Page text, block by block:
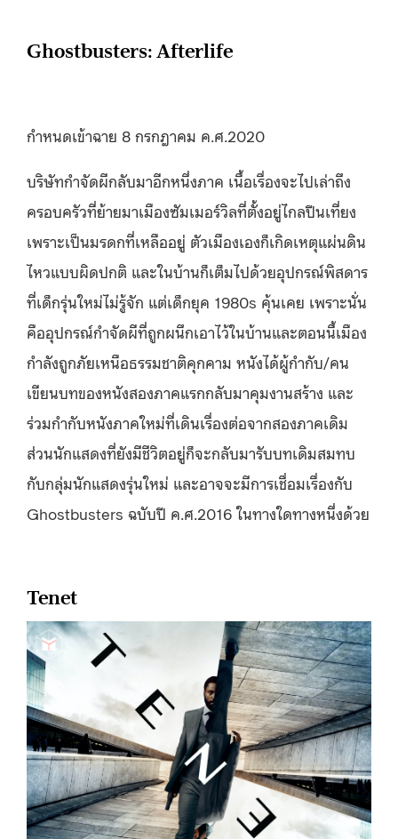
Ghostbusters: Afterlife
กำหนดเข้าฉาย 8 กรกฎาคม ค.ศ.2020
บริษัทกำจัดผีกลับมาอีกหนึ่งภาค เนื้อเรื่องจะไปเล่าถึง
ครอบครัวที่ย้ายมาเมืองซัมเมอร์วิลที่ตั้งอยู่ไกลปืนเที่ยง
เพราะเป็นมรดกที่เหลืออยู่ ตัวเมืองเองก็เกิดเหตุแผ่นดิน
ไหวแบบผิดปกติ และในบ้านก็เต็มไปด้วยอุปกรณ์พิสดาร
ที่เด็กรุ่นใหม่ไม่รู้จัก แต่เด็กยุค 1980s คุ้นเคย เพราะนั่น
คืออุปกรณ์กำจัดผีที่ถูกผนึกเอาไว้ในบ้านและตอนนี้เมือง
กำลังถูกภัยเหนือธรรมชาติคุกคาม หนังได้ผู้กำกับ/คน
เขียนบทของหนังสองภาคแรกกลับมาคุมงานสร้าง และ
ร่วมกำกับหนังภาคใหม่ที่เดินเรื่องต่อจากสองภาคเดิม
ส่วนนักแสดงที่ยังมีชีวิตอยู่ก็จะกลับมารับบทเดิมสมทบ
กับกลุ่มนักแสดงรุ่นใหม่ และอาจจะมีการเชื่อมเรื่องกับ
Ghostbusters ฉบับปี ค.ศ.2016 ในทางใดทางหนึ่งด้วย
Tenet